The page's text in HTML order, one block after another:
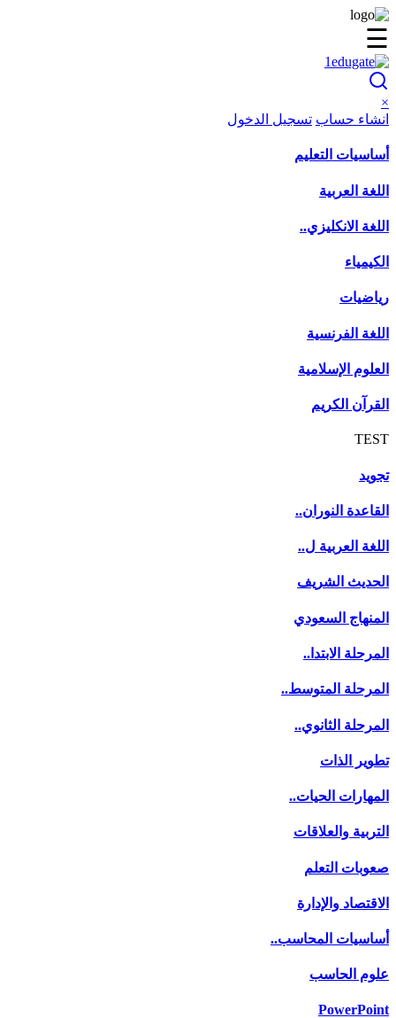
☰
×
انشاء حساب تسجيل الدخول
أساسيات التعليم
اللغة العربية
اللغة الانكليزي..
الكيمياء
رياضيات
اللغة الفرنسية
العلوم الإسلامية
القرآن الكريم
TEST
تجويد
القاعدة النوران..
اللغة العربية ل..
الحديث الشريف
المنهاج السعودي
المرحلة الابتدا..
المرحلة المتوسط..
المرحلة الثانوي..
تطوير الذات
المهارات الحيات..
التربية والعلاقات
صعوبات التعلم
الاقتصاد والإدارة
أساسيات المحاسب..
علوم الحاسب
PowerPoint